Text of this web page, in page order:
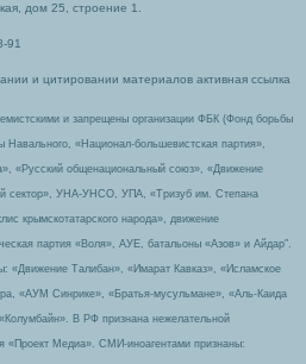
дом 25, строение 1.
91
и цитировании материалов активная ссылка
и запрещены организации ФБК (Фонд борьбы
Навального, «Национал-большевистская партия»,
«Русский общенациональный союз», «Движение
сектор», УНА-УНСО, УПА, «Тризуб им. Степана
крымскотатарского народа», движение
партия «Воля», АУЕ, батальоны «Азов» и Айдар″.
«Движение Талибан», «Имарат Кавказ», «Исламское
«АУМ Синрике», «Братья-мусульмане», «Аль-Каида
В РФ признана нежелательной
«Проект Медиа». СМИ-иноагентами признаны: